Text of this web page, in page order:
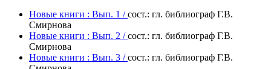
Новые книги : Вып. 1 /сост.: гл. библиограф Г.В.
Смирнова
Новые книги : Вып. 2 /сост.: гл. библиограф Г.В.
Смирнова
Новые книги : Вып. 3 /сост.: гл. библиограф Г.В.